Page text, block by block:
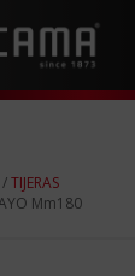
/TIJERAS
Mm180